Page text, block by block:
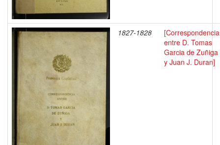
1827-1828
[Correspondencia
entre D. Tomas
Garcia de Zuñiga
y Juan J. Duran]